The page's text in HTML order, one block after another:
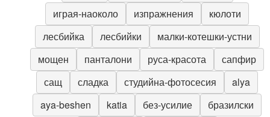
играя-наоколо
изпражнения
кюлоти
лесбийка
лесбийки
малки-котешки-устни
мощен
панталони руса-красота
сапфир
сащ
сладка студийна-фотосесия
alya
aya-beshen
katia без-усилие
бразилски